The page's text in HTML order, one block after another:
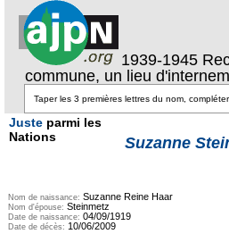
1939-1945
commune, un lieu
Juste parmi les
Nations
Suzanne
Nom de naissance: Suzanne Reine Haar
Nom d'épouse: Steinmetz
Date de naissance: 04/09/1919
Date de décès: 10/06/2009